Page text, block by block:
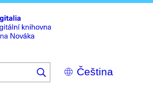
Select
your